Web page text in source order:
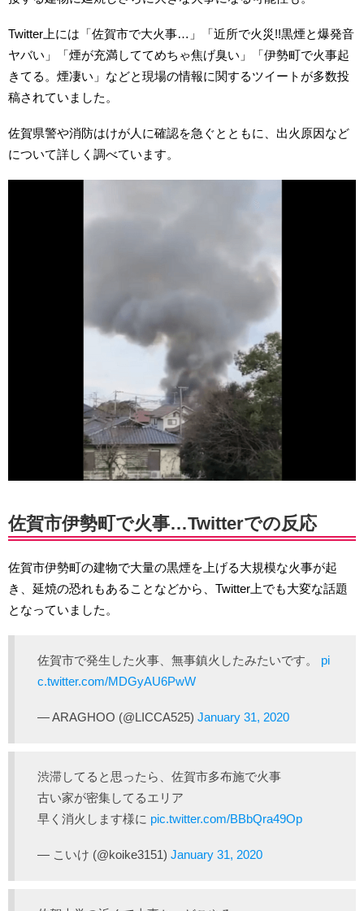
Twitter上には「佐賀市で大火事…」「近所で火災!!黒煙と爆発音
ヤバい」「煙が充満しててめちゃ焦げ臭い」「伊勢町で火事起
きてる。煙凄い」などと現場の情報に関するツイートが多数投
稿されていました。
佐賀県警や消防はけが人に確認を急ぐとともに、出火原因など
について詳しく調べています。
佐賀市伊勢町で火事…Twitterでの反応
佐賀市伊勢町の建物で大量の黒煙を上げる大規模な火事が起
き、延焼の恐れもあることなどから、Twitter上でも大変な話題
となっていました。
佐賀市で発生した火事、無事鎮火したみたいです。 pi
c.twitter.com/MDGyAU6PwW
— ARAGHOO (@LICCA525) January 31, 2020
渋滞してると思ったら、佐賀市多布施で火事
古い家が密集してるエリア
早く消火します様に pic.twitter.com/BBbQra49Op
— こいけ (@koike3151) January 31, 2020